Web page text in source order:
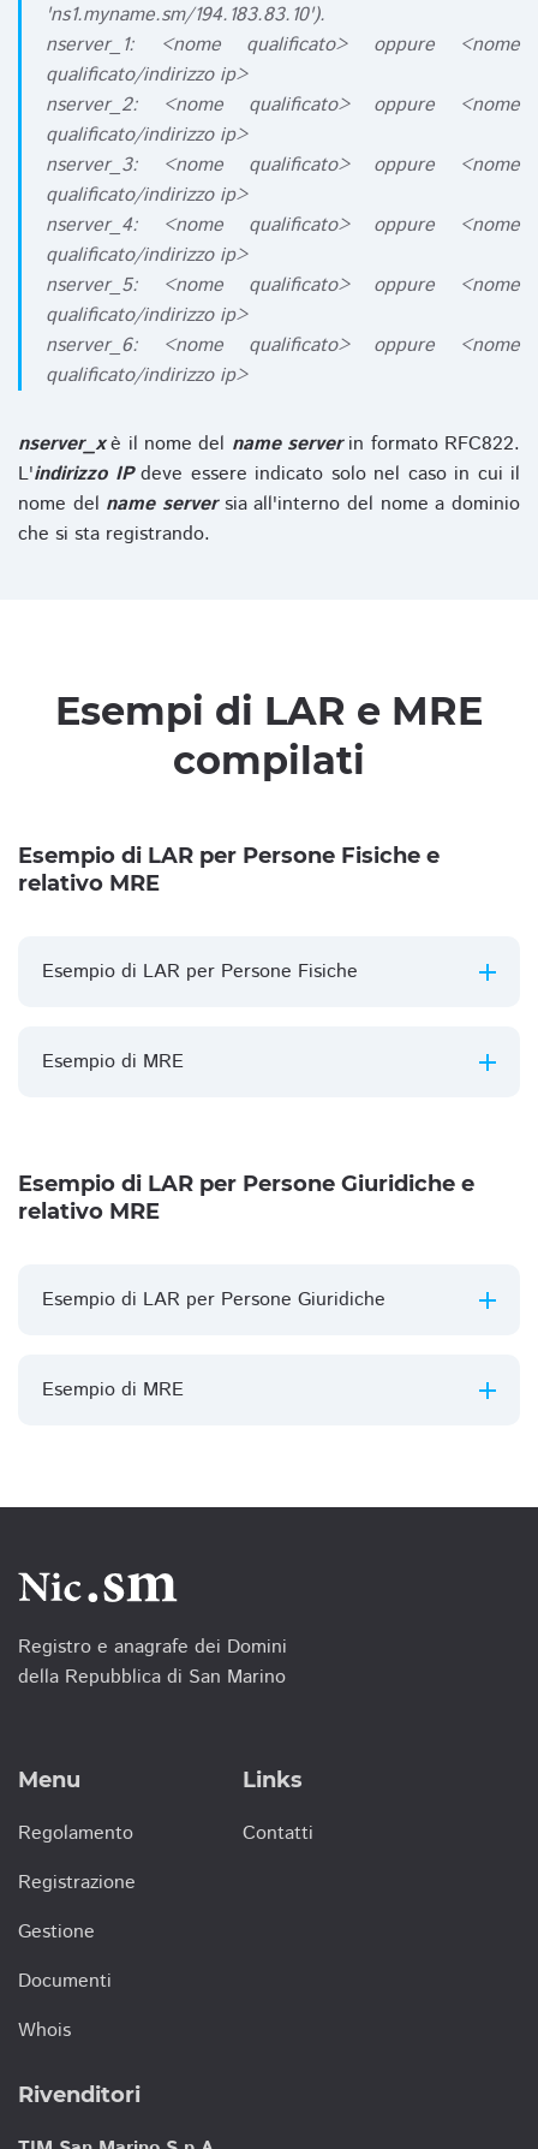
'ns1.myname.sm/194.183.83.10').
nserver_1: <nome qualificato> oppure <nome
qualificato/indirizzo ip>
nserver_2: <nome qualificato> oppure <nome
qualificato/indirizzo ip>
nserver_3: <nome qualificato> oppure <nome
qualificato/indirizzo ip>
nserver_4: <nome qualificato> oppure <nome
qualificato/indirizzo ip>
nserver_5: <nome qualificato> oppure <nome
qualificato/indirizzo ip>
nserver_6: <nome qualificato> oppure <nome
qualificato/indirizzo ip>
nserver_xè il nome del name serverin formato RFC822.
L'indirizzo IPdeve essere indicato solo nel caso in cui il
nome del name serversia all'interno del nome a dominio
che si sta registrando.
Esempi di LAR e MRE
compilati
Esempio di LAR per Persone Fisiche e
relativo MRE
Esempio di LAR per Persone Fisiche
Esempio di MRE
Esempio di LAR per Persone Giuridiche e
relativo MRE
Esempio di LAR per Persone Giuridiche
Esempio di MRE
Registro e anagrafe dei Domini
della Repubblica di San Marino
Menu
Regolamento
Registrazione
Gestione
Documenti
Whois
Links
Contatti
Rivenditori